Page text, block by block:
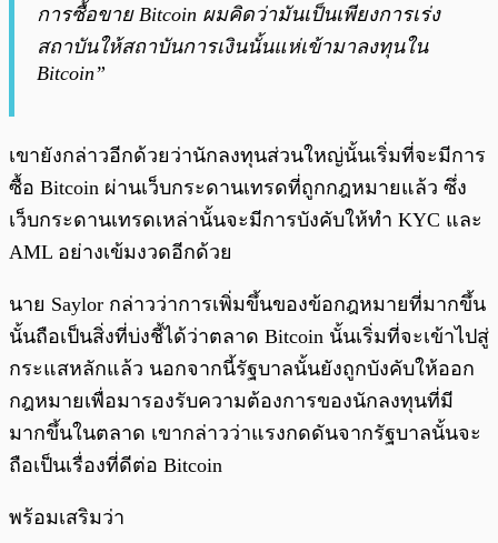
การซื้อขาย Bitcoin ผมคิดว่ามันเป็นเพียงการเร่ง
สถาบันให้สถาบันการเงินนั้นแห่เข้ามาลงทุนใน
Bitcoin”
เขายังกล่าวอีกด้วยว่านักลงทุนส่วนใหญ่นั้นเริ่มที่จะมีการ
ซื้อ Bitcoin ผ่านเว็บกระดานเทรดที่ถูกกฎหมายแล้ว ซึ่ง
เว็บกระดานเทรดเหล่านั้นจะมีการบังคับให้ทำ KYC และ
AML อย่างเข้มงวดอีกด้วย
นาย Saylor กล่าวว่าการเพิ่มขึ้นของข้อกฎหมายที่มากขึ้น
นั้นถือเป็นสิ่งที่บ่งชี้ได้ว่าตลาด Bitcoin นั้นเริ่มที่จะเข้าไปสู่
กระแสหลักแล้ว นอกจากนี้รัฐบาลนั้นยังถูกบังคับให้ออก
กฎหมายเพื่อมารองรับความต้องการของนักลงทุนที่มี
มากขึ้นในตลาด เขากล่าวว่าแรงกดดันจากรัฐบาลนั้นจะ
ถือเป็นเรื่องที่ดีต่อ Bitcoin
พร้อมเสริมว่า